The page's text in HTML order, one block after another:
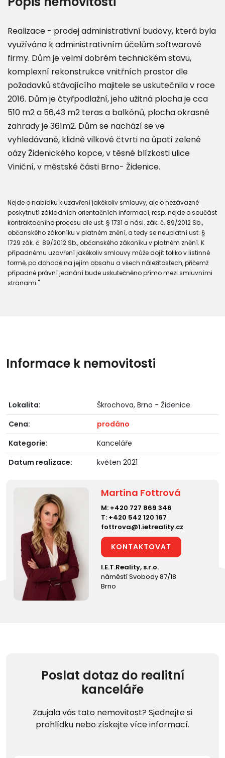
Realizace - prodej administrativní budovy, která byla
využívána k administrativním účelům softwarové
firmy. Dům je velmi dobrém technickém stavu,
komplexní rekonstrukce vnitřních prostor dle
požadavků stávajícího majitele se uskutečnila v roce
2016. Dům je čtyřpodlažní, jeho užitná plocha je cca
510 m2 a 56,43 m2 teras a balkónů, plocha okrasné
zahrady je 361m2. Dům se nachází se ve
vyhledávané, klidné vilkové čtvrti na úpatí zelené
oázy Židenického kopce, v těsné blízkosti ulice
Viniční, v městské části Brno- Židenice.
Nejde o nabídku k uzavření jakékoliv smlouvy, ale o nezávazné
poskytnutí základních orientačních informací, resp. nejde o součást
kontraktačního procesu dle ust. § 1731 a násl. zák. č. 89/2012 Sb.,
občanského zákoníku v platném znění, a tedy se neuplatní ust. §
1729 zák. č. 89/2012 Sb., občanského zákoníku v platném znění. K
případnému uzavření jakékoliv smlouvy může dojít toliko v listinné
formě, po dohodě na jejím obsahu a všech náležitostech, přičemž
případné právní jednání bude uskutečněno přímo mezi smluvními
stranami."
Informace k nemovitosti
Lokalita:
Škrochova, Brno - Židenice
Cena:
prodáno
Kategorie:
Kanceláře
Datum realizace:
květen 2021
Martina Fottrová
M: +420 727 869 346
T: +420 542 120 167
fottrova@1.ietreality.cz
KONTAKTOVAT
I.E.T.Reality, s.r.o.
náměstí Svobody 87/18
Brno
Poslat dotaz do realitní
kanceláře
Zaujala vás tato nemovitost? Sjednejte si
prohlídku nebo získejte více informací.